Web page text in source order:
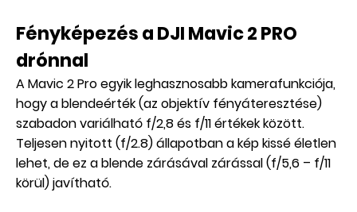
Fényképezés a DJI Mavic 2 PRO
drónnal
A Mavic 2 Pro egyik leghasznosabb kamerafunkciója,
hogy a blendeérték (az objektív fényáteresztése)
szabadon variálható f/2,8 és f/11 értékek között.
Teljesen nyitott (f/2.8) állapotban a kép kissé életlen
lehet, de ez a blende zárásával zárással (f/5,6 – f/11
körül) javítható.